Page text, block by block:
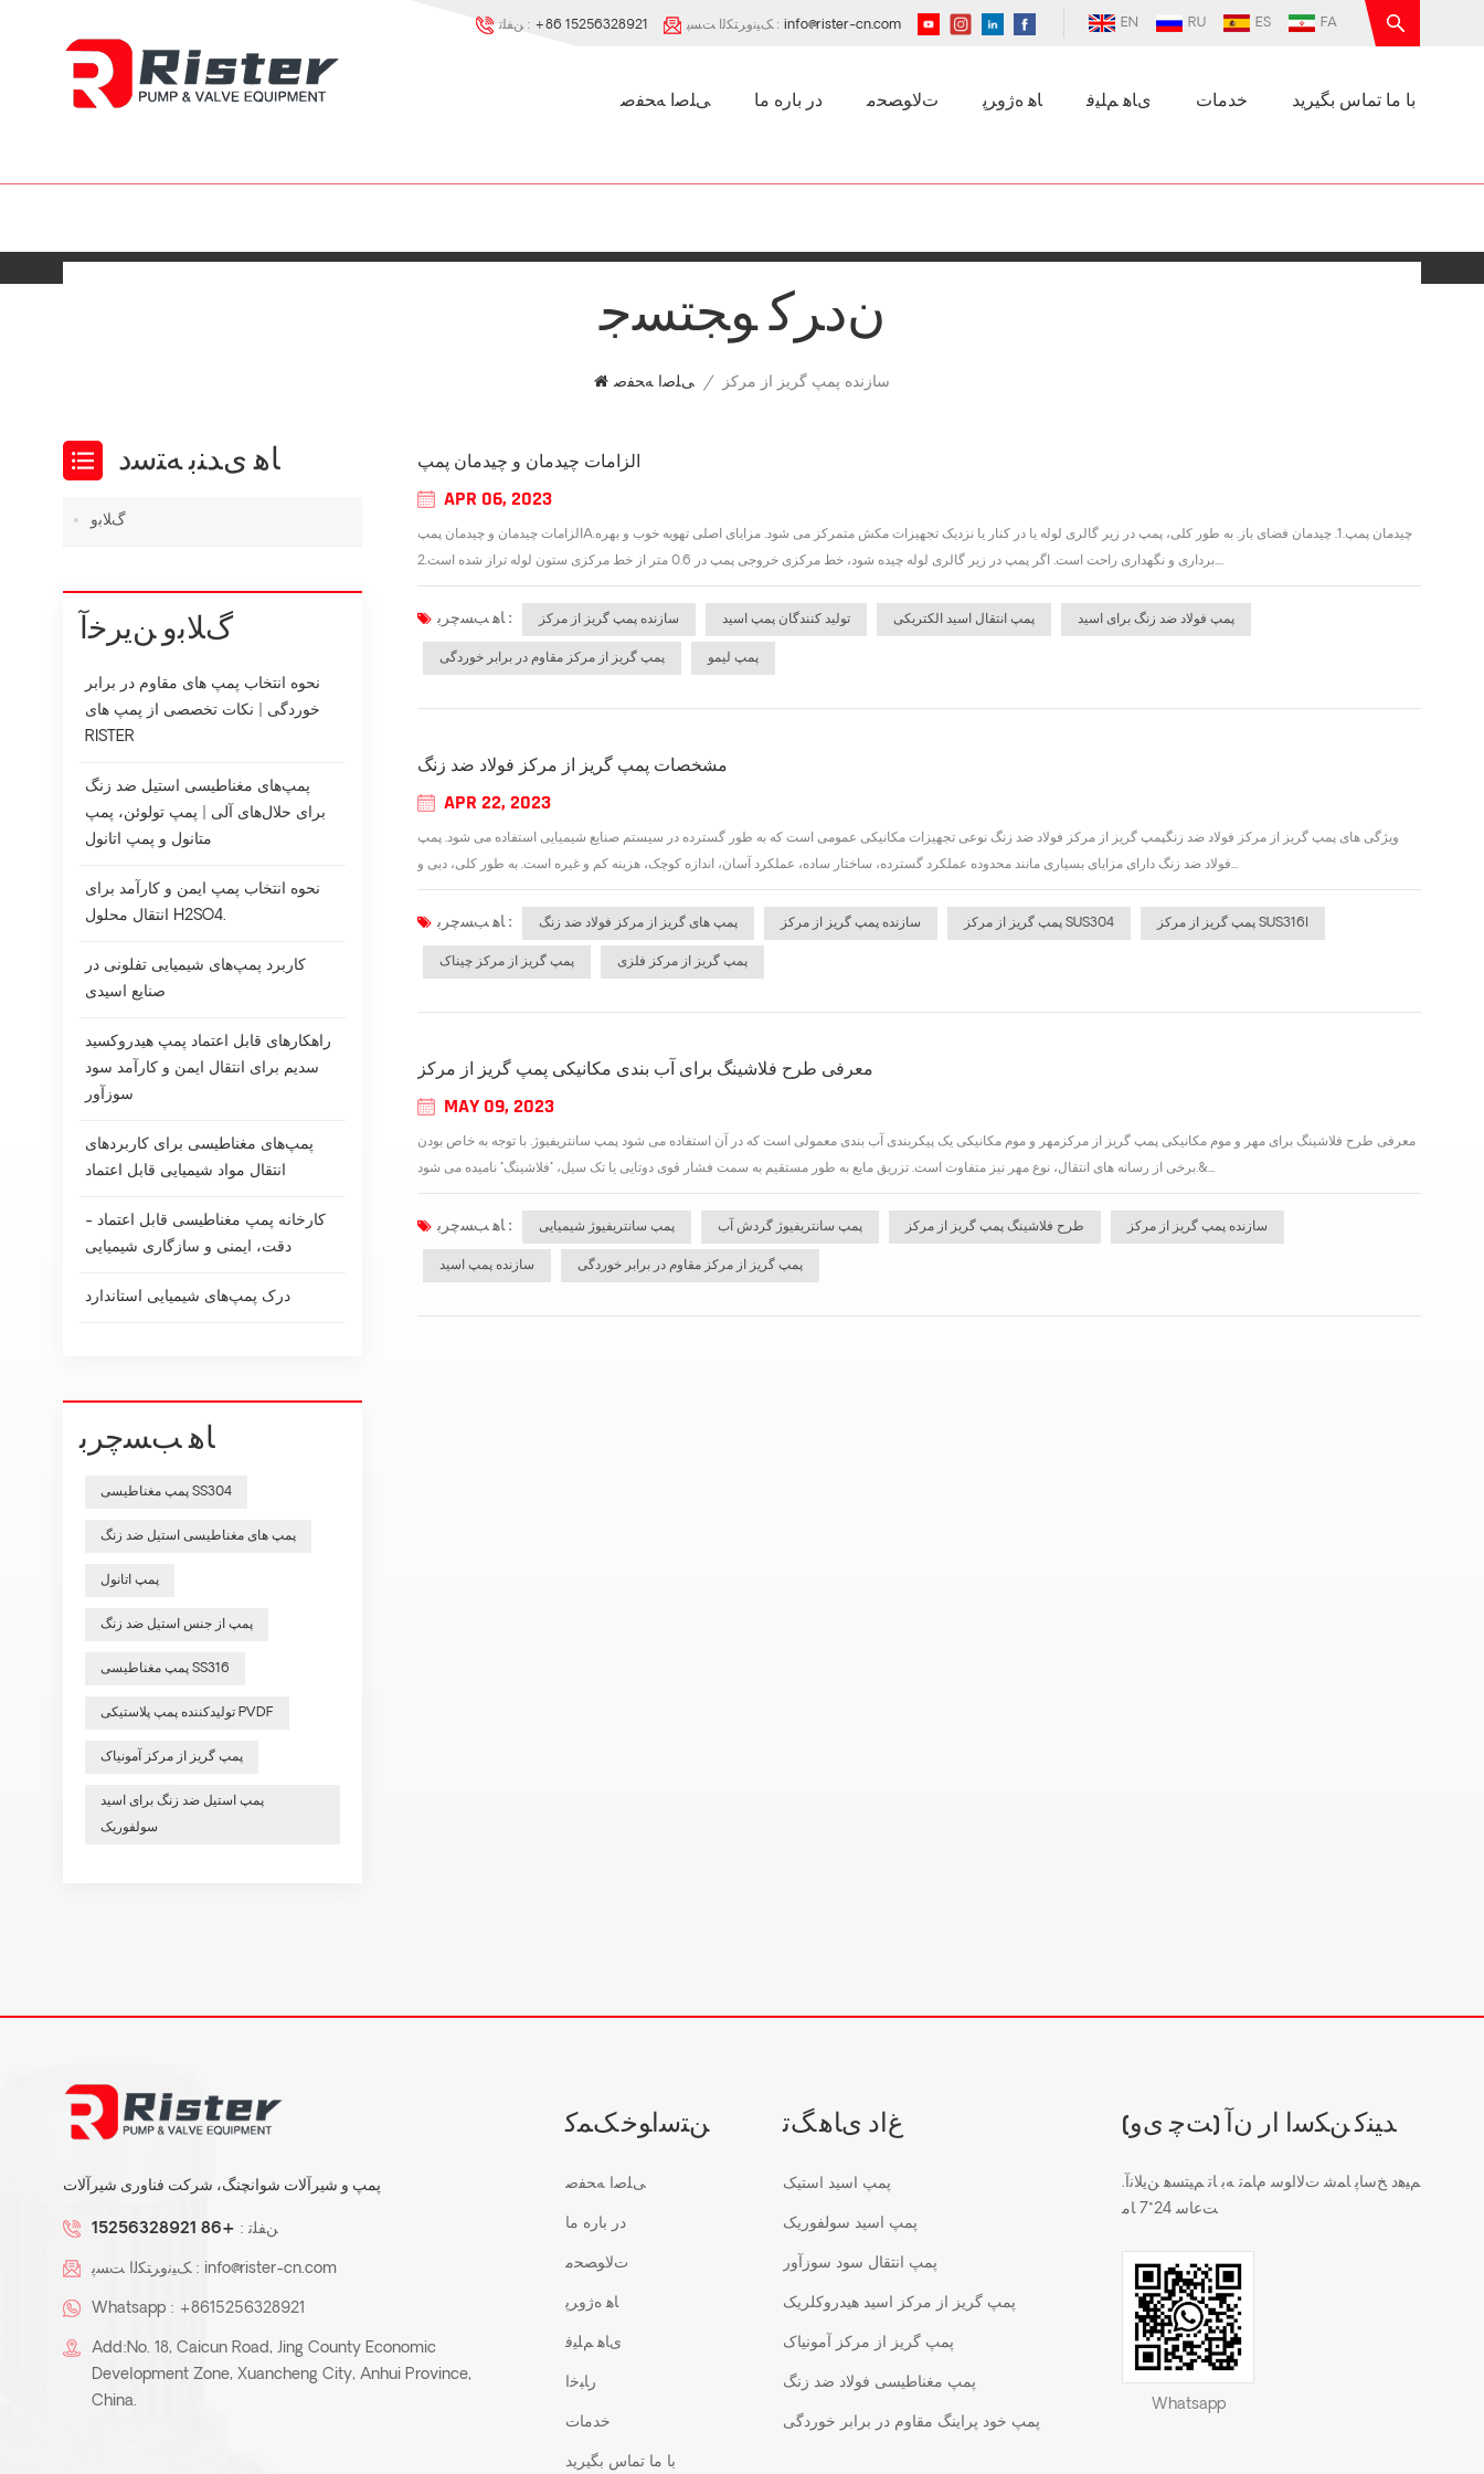
EN RU ES FA ﻦﻔﻠﺗ : +86 15256328921 ﮏﯿﻧﻭﺮﺘﮑﻟﺍ ﺖﺴﭘ : info@rister-cn.com
ﯽﻠﺻﺍ ﻪﺤﻔﺻ در باره ما ﺕﻻ ﻮﺼﺤﻣ ﺎﻫ ﻩﮊﻭﺮﭘ ﯼﺎﻫ ﻢﻠﯿﻓ خدمات با ما تماس بگیرید
ﻥﺩﺮﮐ ﻮﺠﺘﺴﺟ
ﯽﻠﺻﺍ ﻪﺤﻔﺻ / سازنده پمپ گریز از مرکز
الزامات چیدمان و چیدمان پمپ
APR 06, 2023
الزامات چیدمان و چیدمان پمپA.چیدمان پمپ.1. چیدمان فضای باز. به طور کلی، پمپ در زیر گالری لوله یا در کنار یا نزدیک تجهیزات مکش متمرکز می شود. مزایای اصلی تهویه خوب و بهره
برداری و نگهداری راحت است. اگر پمپ در زیر گالری لوله چیده شود، خط مرکزی خروجی پمپ در 0.6 متر از خط مرکزی ستون لوله تراز شده است.2....
ﺎﻫ ﺐﺴﭼﺮﺑ : سازنده پمپ گریز از مرکز تولید کنندگان پمپ اسید پمپ انتقال اسید الکتریکی پمپ فولاد ضد زنگ برای اسید
پمپ گریز از مرکز مقاوم در برابر خوردگی پمپ لیمو
مشخصات پمپ گریز از مرکز فولاد ضد زنگ
APR 22, 2023
ویژگی های پمپ گریز از مرکز فولاد ضد زنگپمپ گریز از مرکز فولاد ضد زنگ نوعی تجهیزات مکانیکی عمومی است که به طور گسترده در سیستم صنایع شیمیایی استفاده می شود. پمپ
فولاد ضد زنگ دارای مزایای بسیاری مانند محدوده عملکرد گسترده، ساختار ساده، عملکرد آسان، اندازه کوچک، هزینه کم و غیره است. به طور کلی، دبی و...
ﺎﻫ ﺐﺴﭼﺮﺑ : پمپ های گریز از مرکز فولاد ضد زنگ سازنده پمپ گریز از مرکز پمپ گریز از مرکز SUS304 پمپ گریز از مرکز SUS316l
پمپ گریز از مرکز چیناک پمپ گریز از مرکز فلزی
معرفی طرح فلاشینگ برای آب بندی مکانیکی پمپ گریز از مرکز
MAY 09, 2023
معرفی طرح فلاشینگ برای مهر و موم مکانیکی پمپ گریز از مرکزمهر و موم مکانیکی یک پیکربندی آب بندی معمولی است که در آن استفاده می شود پمپ سانتریفیوژ. با توجه به خاص بودن
برخی از رسانه های انتقال، نوع مهر نیز متفاوت است. تزریق مایع به طور مستقیم به سمت فشار قوی دوتایی یا تک سیل، "فلاشینگ" نامیده می شود.&...
ﺎﻫ ﺐﺴﭼﺮﺑ : پمپ سانتریفیوژ شیمیایی پمپ سانتریفیوژ گردش آب طرح فلاشینگ پمپ گریز از مرکز سازنده پمپ گریز از مرکز
سازنده پمپ اسید پمپ گریز از مرکز مقاوم در برابر خوردگی
ﺎﻫ ﯼﺪﻨﺑ ﻪﺘﺳﺩ
ﮒﻼ ﺑﻭ
ﮒﻼ ﺑﻭ ﻦﯾﺮﺧﺁ
نحوه انتخاب پمپ های مقاوم در برابر
خوردگی | نکات تخصصی از پمپ های
RISTER
پمپ‌های مغناطیسی استیل ضد زنگ
برای حلال‌های آلی | پمپ تولوئن، پمپ
متانول و پمپ اتانول
نحوه انتخاب پمپ ایمن و کارآمد برای
انتقال محلول H2SO4.
کاربرد پمپ‌های شیمیایی تفلونی در
صنایع اسیدی
راهکارهای قابل اعتماد پمپ هیدروکسید
سدیم برای انتقال ایمن و کارآمد سود
سوزآور
پمپ‌های مغناطیسی برای کاربردهای
انتقال مواد شیمیایی قابل اعتماد
کارخانه پمپ مغناطیسی قابل اعتماد -
دقت، ایمنی و سازگاری شیمیایی
درک پمپ‌های شیمیایی استاندارد
ﺎﻫ ﺐﺴﭼﺮﺑ
پمپ مغناطیسی SS304
پمپ های مغناطیسی استیل ضد زنگ
پمپ اتانول
پمپ از جنس استیل ضد زنگ
پمپ مغناطیسی SS316
تولیدکننده پمپ پلاستیکی PVDF
پمپ گریز از مرکز آمونیاک
پمپ استیل ضد زنگ برای اسید
سولفوریک
پمپ و شیرآلات شوانچنگ، شرکت فناوری شیرآلات
ﻦﻔﻠﺗ : +86 15256328921
ﮏﯿﻧﻭﺮﺘﮑﻟﺍ ﺖﺴﭘ : info@rister-cn.com
Whatsapp : +8615256328921
Add:No. 18, Caicun Road, Jing County Economic
Development Zone, Xuancheng City, Anhui Province,
China.
ﻦﺘﺳﺍﻮﺧ ﮏﻤﮐ
ﯽﻠﺻﺍ ﻪﺤﻔﺻ
در باره ما
ﺕﻻ ﻮﺼﺤﻣ
ﺎﻫ ﻩﮊﻭﺮﭘ
ﯼﺎﻫ ﻢﻠﯿﻓ
ﺭﺎﺒﺧﺍ
خدمات
با ما تماس بگیرید
ﻍﺍﺩ ﯼﺎﻫ ﮓﺗ
پمپ اسید استیک
پمپ اسید سولفوریک
پمپ انتقال سود سوزآور
پمپ گریز از مرکز اسید هیدروکلریک
پمپ گریز از مرکز آمونیاک
پمپ مغناطیسی فولاد ضد زنگ
پمپ خود پراینگ مقاوم در برابر خوردگی
(ﺖﭼ ﯼﻭ) ﺪﯿﻨﮐ ﻦﮑﺳﺍ ﺍﺭ ﻥﺁ
.ﻢﯿﻫﺩ ﺦﺳﺎﭘ ﺎﻤﺷ ﺕﻻ ﺍﻮﺳ ﻡﺎﻤﺗ ﻪﺑ ﺎﺗ ﻢﯿﺘﺴﻫ ﻦﯾﻼ ﻧﺁ
ﺖﻋﺎﺳ 24*7 ﺎﻣ
Whatsapp